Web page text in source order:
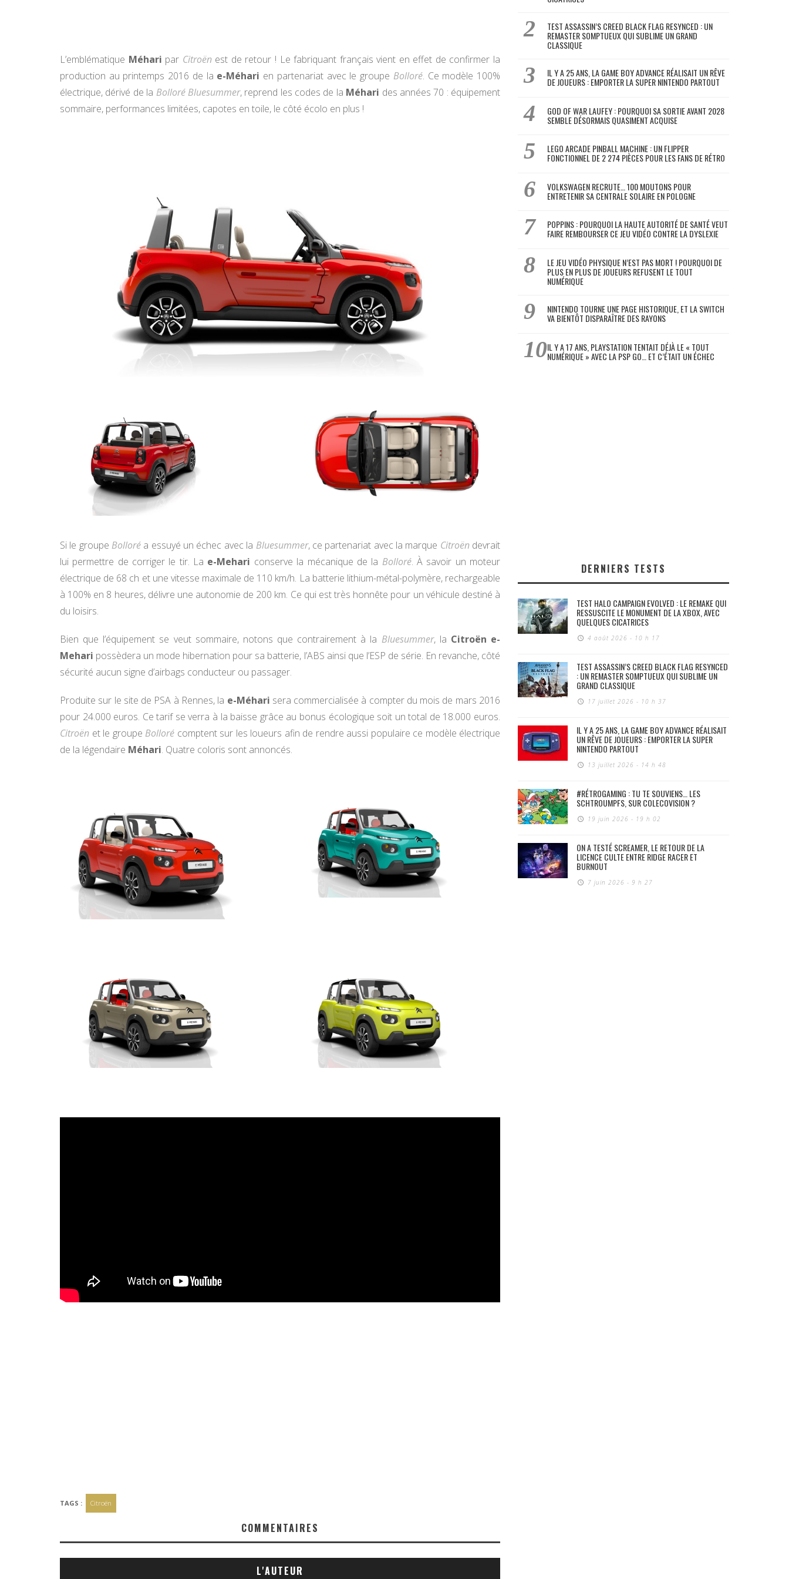
L’emblématique Méhari par Citroënest de retour ! Le fabriquant français vient en effet de confirmer la
production au printemps 2016 de la e-Méhari en partenariat avec le groupe Bolloré. Ce modèle 100%
électrique, dérivé de la Bolloré Bluesummer, reprend les codes de la Méhari des années 70 : équipement
sommaire, performances limitées, capotes en toile, le côté écolo en plus !
Si le groupe Bolloré a essuyé un échec avec la Bluesummer, ce partenariat avec la marque Citroëndevrait
lui permettre de corriger le tir. La e-Mehari conserve la mécanique de la Bolloré. À savoir un moteur
électrique de 68 ch et une vitesse maximale de 110 km/h. La batterie lithium-métal-polymère, rechargeable
à 100% en 8 heures, délivre une autonomie de 200 km. Ce qui est très honnête pour un véhicule destiné à
du loisirs.
Bien que l’équipement se veut sommaire, notons que contrairement à la Bluesummer, la Citroën e-
Mehari possèdera un mode hibernation pour sa batterie, l’ABS ainsi que l’ESP de série. En revanche, côté
sécurité aucun signe d’airbags conducteur ou passager.
Produite sur le site de PSA à Rennes, la e-Méhari sera commercialisée à compter du mois de mars 2016
pour 24.000 euros. Ce tarif se verra à la baisse grâce au bonus écologique soit un total de 18.000 euros.
Citroën et le groupe Bolloré comptent sur les loueurs afin de rendre aussi populaire ce modèle électrique
de la légendaire Méhari. Quatre coloris sont annoncés.
TAGS : Citroën
COMMENTAIRES
L'AUTEUR
TEST ASSASSIN’S CREED BLACK FLAG RESYNCED : UN
REMASTER SOMPTUEUX QUI SUBLIME UN GRAND
CLASSIQUE
IL Y A 25 ANS, LA GAME BOY ADVANCE RÉALISAIT UN RÊVE
DE JOUEURS : EMPORTER LA SUPER NINTENDO PARTOUT
GOD OF WAR LAUFEY : POURQUOI SA SORTIE AVANT 2028
SEMBLE DÉSORMAIS QUASIMENT ACQUISE
LEGO ARCADE PINBALL MACHINE : UN FLIPPER
FONCTIONNEL DE 2 274 PIÈCES POUR LES FANS DE RÉTRO
VOLKSWAGEN RECRUTE… 100 MOUTONS POUR
ENTRETENIR SA CENTRALE SOLAIRE EN POLOGNE
POPPINS : POURQUOI LA HAUTE AUTORITÉ DE SANTÉ VEUT
FAIRE REMBOURSER CE JEU VIDÉO CONTRE LA DYSLEXIE
LE JEU VIDÉO PHYSIQUE N’EST PAS MORT ! POURQUOI DE
PLUS EN PLUS DE JOUEURS REFUSENT LE TOUT
NUMÉRIQUE
NINTENDO TOURNE UNE PAGE HISTORIQUE, ET LA SWITCH
VA BIENTÔT DISPARAÎTRE DES RAYONS
IL Y A 17 ANS, PLAYSTATION TENTAIT DÉJÀ LE « TOUT
NUMÉRIQUE » AVEC LA PSP GO… ET C’ÉTAIT UN ÉCHEC
DERNIERS TESTS
TEST HALO CAMPAIGN EVOLVED : LE REMAKE QUI
RESSUSCITE LE MONUMENT DE LA XBOX, AVEC
QUELQUES CICATRICES
4 août 2026 - 10 h 17
TEST ASSASSIN’S CREED BLACK FLAG RESYNCED
: UN REMASTER SOMPTUEUX QUI SUBLIME UN
GRAND CLASSIQUE
17 juillet 2026 - 10 h 37
IL Y A 25 ANS, LA GAME BOY ADVANCE RÉALISAIT
UN RÊVE DE JOUEURS : EMPORTER LA SUPER
NINTENDO PARTOUT
13 juillet 2026 - 14 h 48
#RÉTROGAMING : TU TE SOUVIENS… LES
SCHTROUMPFS, SUR COLECOVISION ?
19 juin 2026 - 19 h 02
ON A TESTÉ SCREAMER, LE RETOUR DE LA
LICENCE CULTE ENTRE RIDGE RACER ET
BURNOUT
7 juin 2026 - 9 h 27